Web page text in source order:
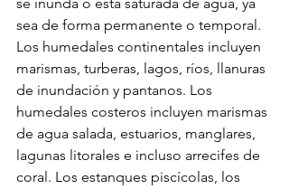
se inunda o está saturada de agua, ya
sea de forma permanente o temporal.
Los humedales continentales incluyen
marismas, turberas, lagos, ríos, llanuras
de inundación y pantanos. Los
humedales costeros incluyen marismas
de agua salada, estuarios, manglares,
lagunas litorales e incluso arrecifes de
coral. Los estanques piscícolas, los